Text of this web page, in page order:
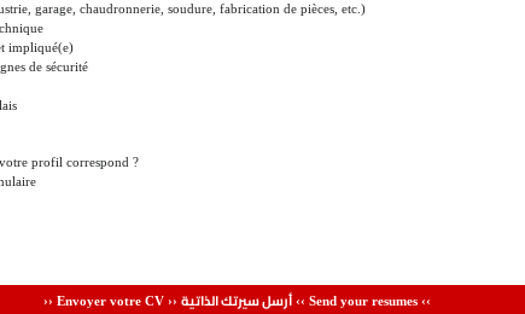
garage, chaudronnerie, soudure, fabrication de pièces, etc.)
impliqué(e)
de sécurité
profil correspond ?
›› Envoyer votre CV ›› أرسل سيرتك الذاتية‹‹ Send your resumes ‹‹